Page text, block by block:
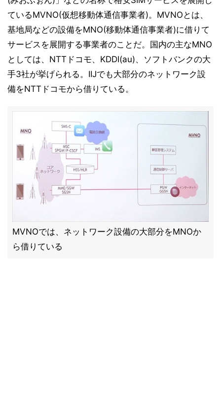
ているMVNO(仮想移動体通信事業者)。MVNOとは、
基地局などの設備をMNO(移動体通信事業者)に借りて
サービスを展開する事業者のことだ。国内の主なMNO
としては、NTTドコモ、KDDI(au)、ソフトバンクの大
手3社が挙げられる。IIJでも大部分のネットワーク設
備をNTTドコモから借りている。
MVNOでは、ネットワーク設備の大部分をMNOか
ら借りている